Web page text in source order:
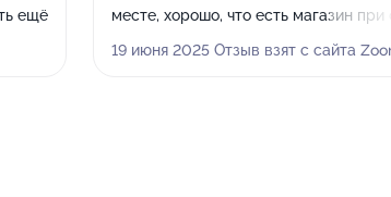
ещё
месте, хорошо, что есть магазин при
поэтому ремонт сделали быстро.
19 июня 2025 Отзыв взят с сайта